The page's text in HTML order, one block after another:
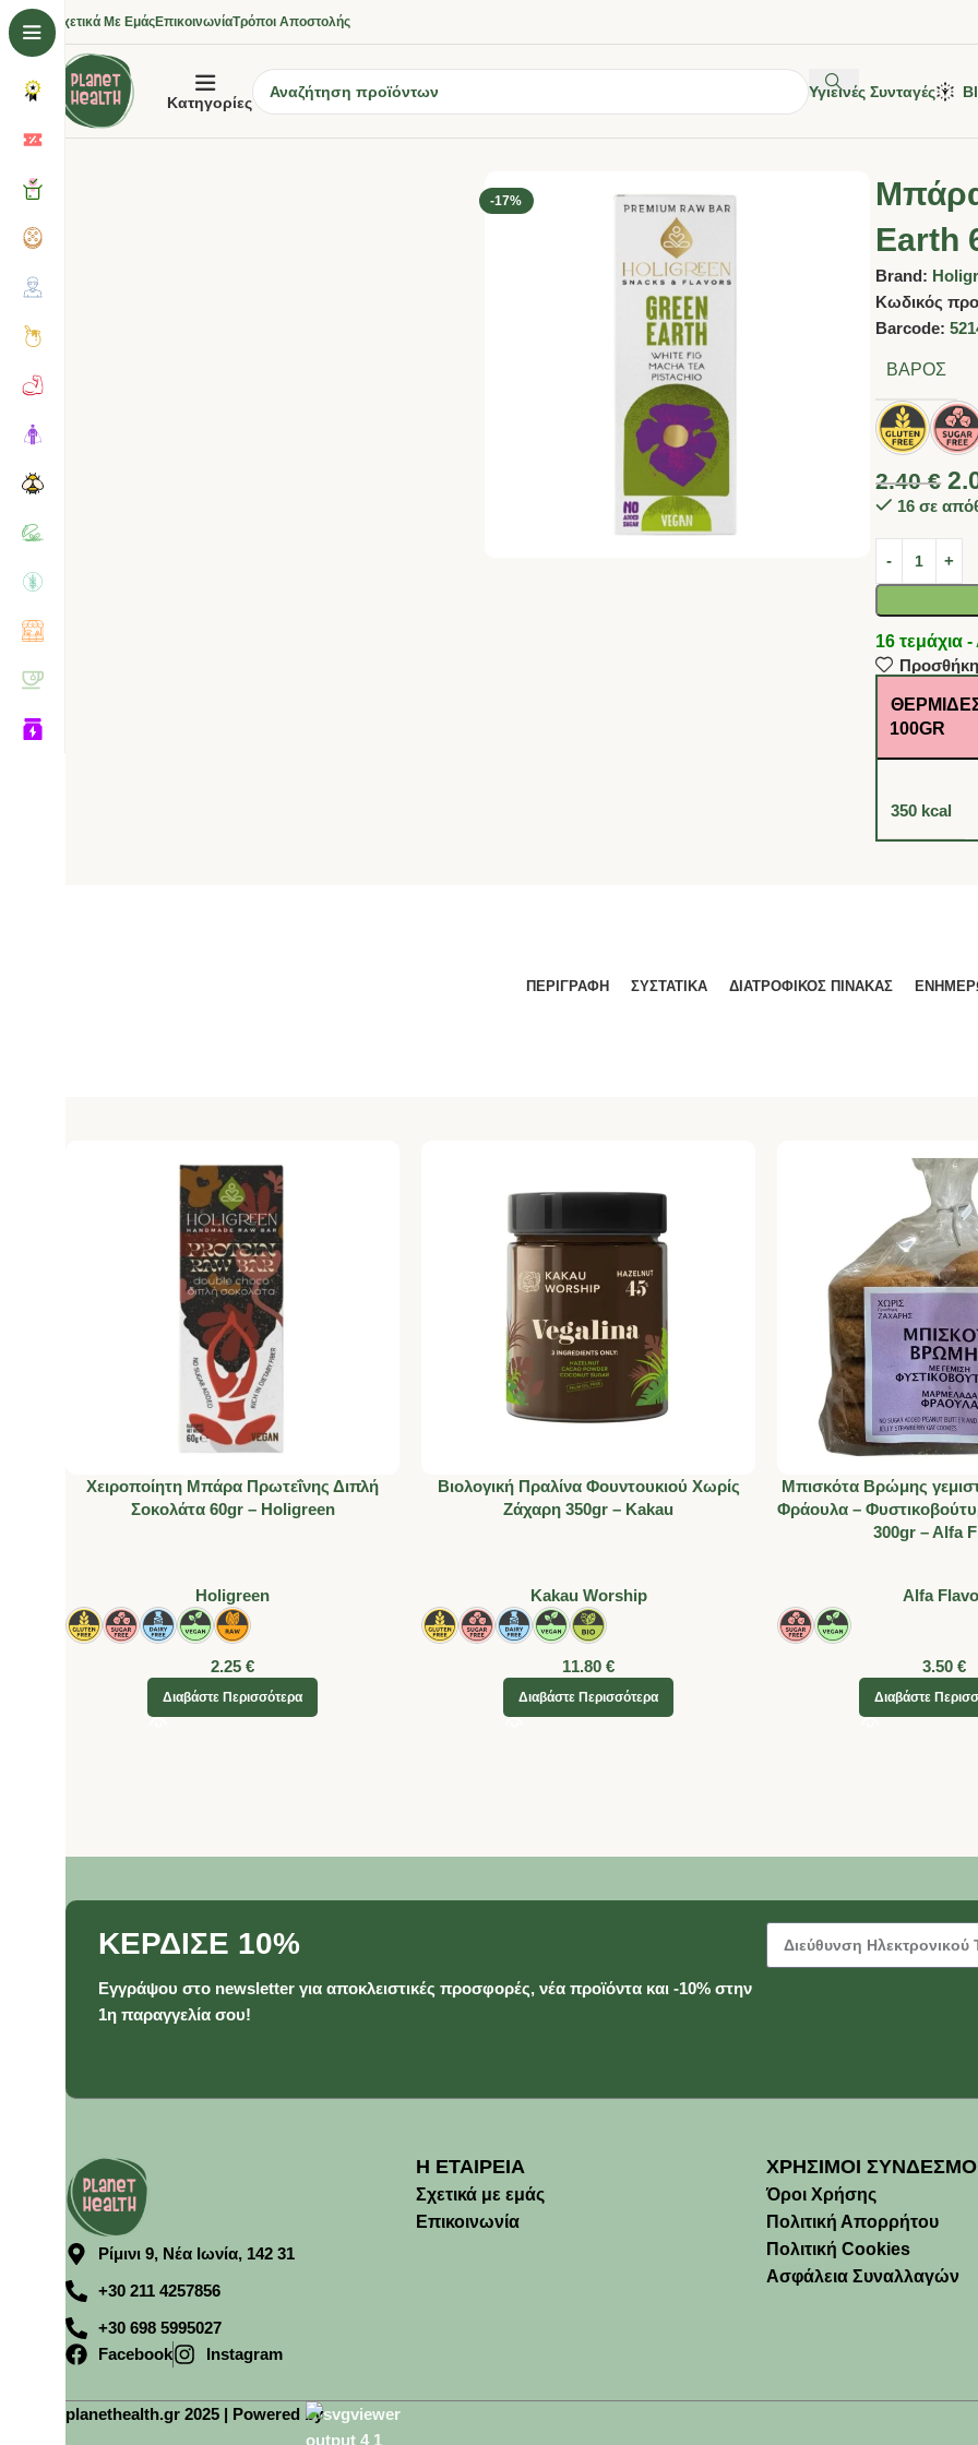
Σχετικά Με ΕμάςΕπικοινωνίαΤρόποι Αποστολής
Κατηγορίες
Υγιεινές Συνταγές
-17%
Earth
Brand:
Κωδικός
Barcode:
ΒΆΡΟΣ
2.40€
16 σε
16
100GR
350 kcal
ΠΕΡΙΓΡΑΦΉ ΣΥΣΤΑΤΙΚΑ ΔΙΑΤΡΟΦΙΚΟΣ ΠΙΝΑΚΑΣ
Χειροποίητη Μπάρα Πρωτεΐνης Διπλή
Σοκολάτα 60gr – Holigreen
Holigreen
2.25 €
Διαβάστε Περισσότερα
Βιολογική Πραλίνα Φουντουκιού Χωρίς
Ζάχαρη 350gr – Kakau
Kakau Worship
11.80 €
Διαβάστε Περισσότερα
Μπισκότα Βρώμης
Φράουλα –
300gr – Alfa
Alfa
3.50 €
Διαβάστε
ΚΕΡΔΙΣΕ 10%
Εγγράψου στο newsletter για αποκλειστικές προσφορές, νέα προϊόντα και -10% στην
1η παραγγελία σου!
Ρίμινι 9, Νέα Ιωνία, 142 31
+30 211 4257856
+30 698 5995027
Facebook
Instagram
Η ΕΤΑΙΡΕΙΑ
Σχετικά με εμάς
Επικοινωνία
ΧΡΗΣΙΜΟΙ
Όροι Χρήσης
Πολιτική Απορρήτου
Πολιτική Cookies
Ασφάλεια Συναλλαγών
planethealth.gr 2025 | Powered by